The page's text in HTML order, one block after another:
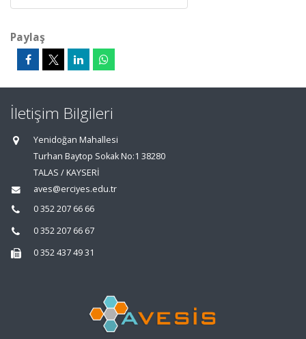
Paylaş
İletişim Bilgileri
Yenidoğan Mahallesi
Turhan Baytop Sokak No:1 38280
TALAS / KAYSERİ
aves@erciyes.edu.tr
0 352 207 66 66
0 352 207 66 67
0 352 437 49 31